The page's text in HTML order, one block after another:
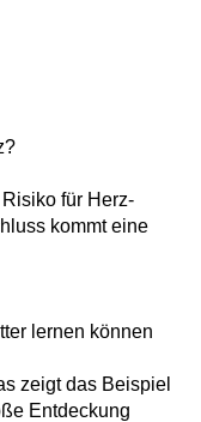
für Herz-
kommt eine
lernen können
zeigt das Beispiel
Entdeckung